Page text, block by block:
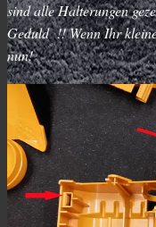
sind alle Halterungen
Geduld !! Wenn Ihr
nun!